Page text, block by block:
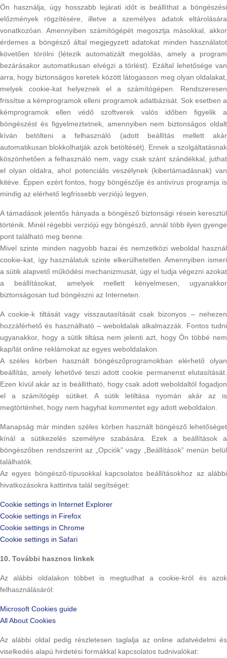
Ön használja, úgy hosszabb lejárati időt is beállíthat a böngészési
előzmények rögzítésére, illetve a személyes adatok eltárolására
vonatkozóan. Amennyiben számítógépét megosztja másokkal, akkor
érdemes a böngésző által megjegyzett adatokat minden használatot
követően törölni (létezik automatizált megoldás, amely a program
bezárásakor automatikusan elvégzi a törlést). Ezáltal lehetősége van
arra, hogy biztonságos keretek között látogasson meg olyan oldalakat,
melyek cookie-kat helyeznek el a számítógépen. Rendszeresen
frissítse a kémprogramok elleni programok adatbázisát. Sok esetben a
kémprogramok ellen védő szoftverek valós időben figyelik a
böngészést és figyelmeztetnek, amennyiben nem biztonságos oldalt
kíván betölteni a felhasználó (adott beállítás mellett akár
automatikusan blokkolhatják azok betöltését). Ennek a szolgáltatásnak
köszönhetően a felhasználó nem, vagy csak szánt szándékkal, juthat
el olyan oldalra, ahol potenciális veszélynek (kibertámadásnak) van
kitéve. Éppen ezért fontos, hogy böngészője és antivírus programja is
mindig az elérhető legfrissebb verziójú legyen.
A támadások jelentős hányada a böngésző biztonsági résein keresztül
történik. Minél régebbi verziójú egy böngésző, annál több ilyen gyenge
pont található meg benne.
Mivel szinte minden nagyobb hazai és nemzetközi weboldal használ
cookie-kat, így használatuk szinte elkerülhetetlen. Amennyiben ismeri
a sütik alapvető működési mechanizmusát, úgy el tudja végezni azokat
a beállításokat, amelyek mellett kényelmesen, ugyanakkor
biztonságosan tud böngészni az Interneten.
A cookie-k tiltását vagy visszautasítását csak bizonyos – nehezen
hozzáférhető és használható – weboldalak alkalmazzák. Fontos tudni
ugyanakkor, hogy a sütik tiltása nem jelenti azt, hogy Ön többé nem
kap/lát online reklámokat az egyes weboldalakon.
A széles körben használt böngészőprogramokban elérhető olyan
beállítás, amely lehetővé teszi adott cookie permanenst elutasítását.
Ezen kívül akár az is beállítható, hogy csak adott weboldaltól fogadjon
el a számítógép sütiket. A sütik letiltása nyomán akár az is
megtörténhet, hogy nem hagyhat kommentet egy adott weboldalon.
Manapság már minden széles körben használt böngésző lehetőséget
kínál a sütikezelés személyre szabására. Ezek a beállítások a
böngészőben rendszerint az „Opciók” vagy „Beállítások” menün belül
találhatók.
Az egyes böngésző-típusokkal kapcsolatos beállításokhoz az alábbi
hivatkozásokra kattintva talál segítséget:
Cookie settings in Internet Explorer
Cookie settings in Firefox
Cookie settings in Chrome
Cookie settings in Safari
10. További hasznos linkek
Az alábbi oldalakon többet is megtudhat a cookie-król és azok
felhasználásáról:
Microsoft Cookies guide
All About Cookies
Az alábbi oldal pedig részletesen taglalja az online adatvédelmi és
viselkedés alapú hirdetési formákkal kapcsolatos tudnivalókat: